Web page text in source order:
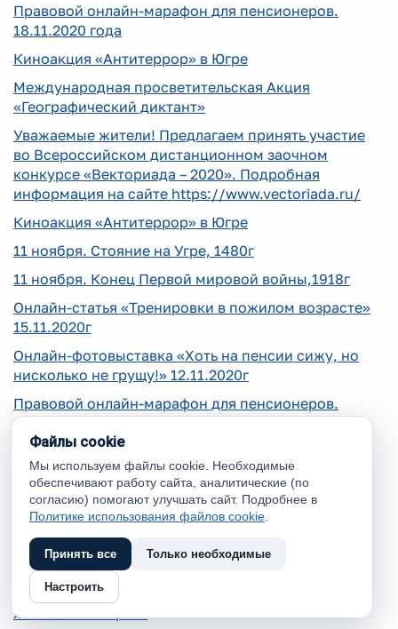
Правовой онлайн-марафон для пенсионеров.
18.11.2020 года
Киноакция «Антитеррор» в Югре
Международная просветительская Акция
«Географический диктант»
Уважаемые жители! Предлагаем принять участие
во Всероссийском дистанционном заочном
конкурсе «Векториада – 2020». Подробная
информация на сайте https://www.vectoriada.ru/
Киноакция «Антитеррор» в Югре
11 ноября. Стояние на Угре, 1480г
11 ноября. Конец Первой мировой войны,1918г
Онлайн-статья «Тренировки в пожилом возрасте»
15.11.2020г
Онлайн-фотовыставка «Хоть на пенсии сижу, но
нисколько не грущу!» 12.11.2020г
Правовой онлайн-марафон для пенсионеров.
11.11.2020года
Киноакция «Антитеррор» в Югре
7 ноября. Парад на Красной площади, 1941г
6 ноября. Освобождение Киева, 1943г
С Днем народного единства!
Онлайн-концерт «Одной мы связаны судьбой»
Видео поздравление «День народного единства!»
жителей п. Пырьях
Файлы cookie
Мы используем файлы cookie. Необходимые
обеспечивают работу сайта, аналитические (по
согласию) помогают улучшать сайт. Подробнее в
Политике использования файлов cookie
Принять все Только необходимые
Настроить